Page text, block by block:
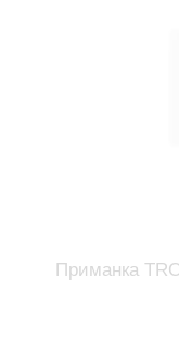
Приманка